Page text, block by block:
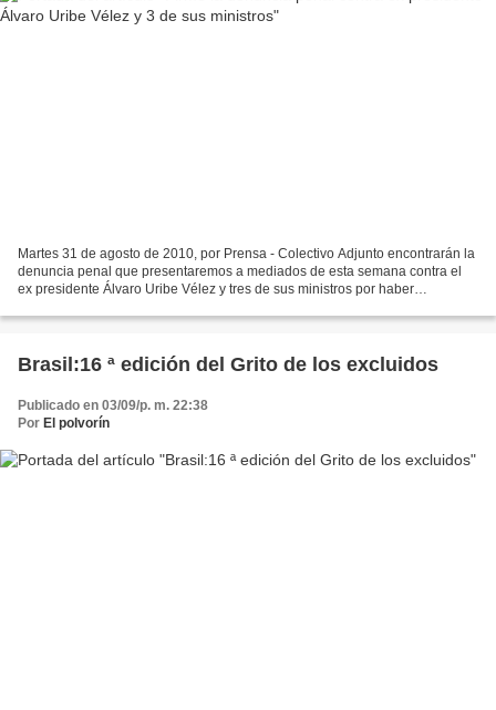
Martes 31 de agosto de 2010, por Prensa - Colectivo Adjunto encontrarán la
denuncia penal que presentaremos a mediados de esta semana contra el
ex presidente Álvaro Uribe Vélez y tres de sus ministros por haber
Brasil:16 ª edición del Grito de los excluidos
Publicado en 03/09/p. m. 22:38
Por El polvorín